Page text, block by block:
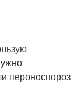
пероноспороз